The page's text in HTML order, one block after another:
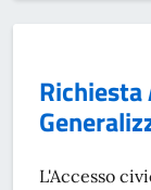
Richiesta
L'Accesso